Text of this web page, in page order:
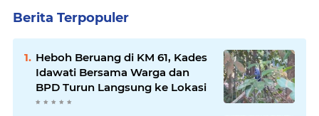
Berita Terpopuler
Heboh Beruang di KM 61, Kades
Idawati Bersama Warga dan
BPD Turun Langsung ke Lokasi